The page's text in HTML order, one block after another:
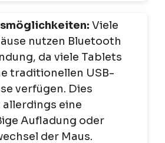
Viele
nutzen Bluetooth
da viele Tablets
traditionellen USB-
verfügen. Dies
eine
Aufladung oder
der Maus.